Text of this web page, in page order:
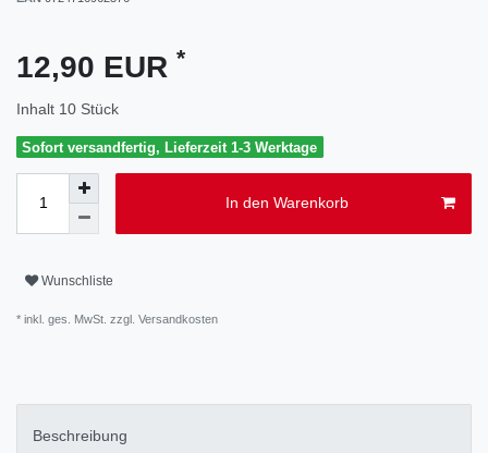
12,90 EUR *
Inhalt 10 Stück
Sofort versandfertig, Lieferzeit 1-3 Werktage
In den Warenkorb
Wunschliste
* inkl. ges. MwSt. zzgl. Versandkosten
Beschreibung